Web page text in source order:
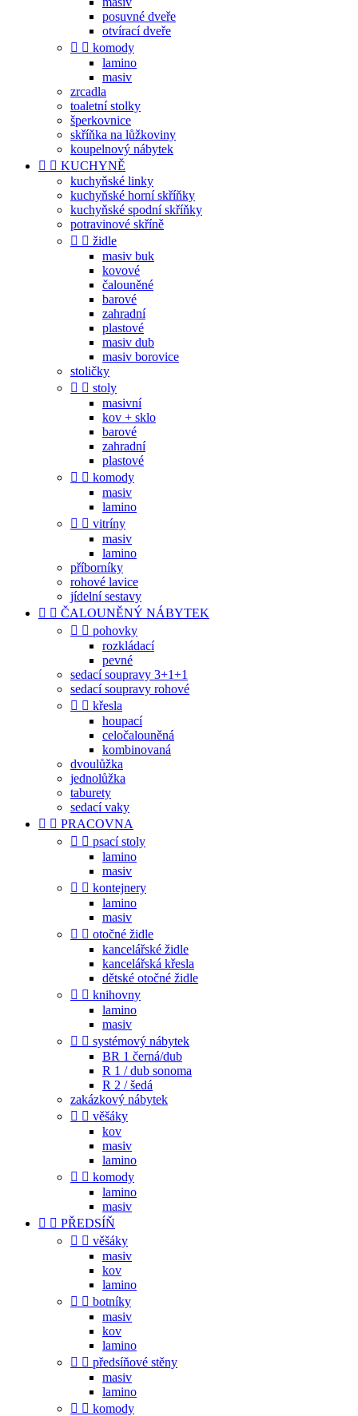
posuvné dveře
otvírací dveře
  komody
lamino
masiv
zrcadla
toaletní stolky
šperkovnice
skříňka na lůžkoviny
koupelnový nábytek
  KUCHYNĚ
kuchyňské linky
kuchyňské horní skříňky
kuchyňské spodní skříňky
potravinové skříně
  židle
masiv buk
kovové
čalouněné
barové
zahradní
plastové
masiv dub
masiv borovice
stoličky
  stoly
masivní
kov + sklo
barové
zahradní
plastové
  komody
masiv
lamino
  vitríny
masiv
lamino
příborníky
rohové lavice
jídelní sestavy
  ČALOUNĚNÝ NÁBYTEK
  pohovky
rozkládací
pevné
sedací soupravy 3+1+1
sedací soupravy rohové
  křesla
houpací
celočalouněná
kombinovaná
dvoulůžka
jednolůžka
taburety
sedací vaky
  PRACOVNA
  psací stoly
lamino
masiv
  kontejnery
lamino
masiv
  otočné židle
kancelářské židle
kancelářská křesla
dětské otočné židle
  knihovny
lamino
masiv
  systémový nábytek
BR 1 černá/dub
R 1 / dub sonoma
R 2 / šedá
zakázkový nábytek
  věšáky
kov
masiv
lamino
  komody
lamino
masiv
  PŘEDSÍŇ
  věšáky
masiv
kov
lamino
  botníky
masiv
kov
lamino
  předsíňové stěny
masiv
lamino
  komody